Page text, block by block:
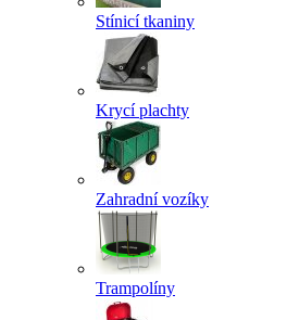
Stínicí tkaniny
Krycí plachty
Zahradní vozíky
Trampolíny